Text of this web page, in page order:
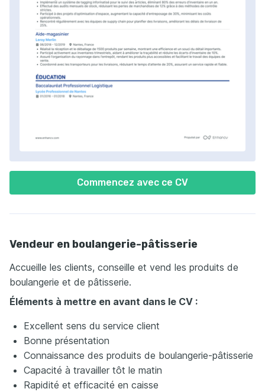
Commencez avec ce CV
Vendeur en boulangerie-pâtisserie
Accueille les clients, conseille et vend les produits de
boulangerie et de pâtisserie.
Éléments à mettre en avant dans le CV :
Excellent sens du service client
Bonne présentation
Connaissance des produits de boulangerie-pâtisserie
Capacité à travailler tôt le matin
Rapidité et efficacité en caisse